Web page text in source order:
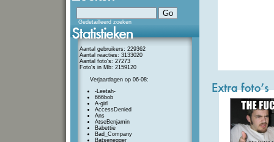
Gedetailleerd zoeken
Aantal gebruikers: 229362
Aantal reacties: 3133020
Aantal foto's: 27273
Foto's in Mb: 2159120
Verjaardagen op 06-08:
-Leetah-
666bob
A-girl
AccessDenied
Ans
AtseBenjamin
Babettie
Bad_Company
Batsenegger